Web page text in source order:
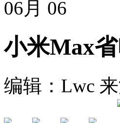
06月 06
小米Max
编辑：Lwc